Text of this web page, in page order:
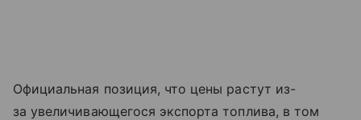
Официальная позиция, что цены растут из-
за увеличивающегося экспорта топлива, в том